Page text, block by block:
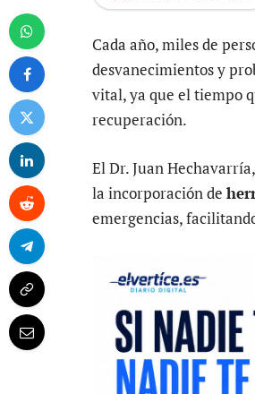
Cada año, miles de
desvanecimientos y
vital, ya que el tiempo
recuperación.
El Dr. Juan
la incorporación de
emergencias,